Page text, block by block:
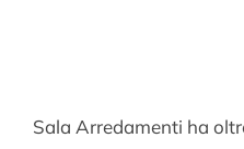
Sala Arredamenti ha